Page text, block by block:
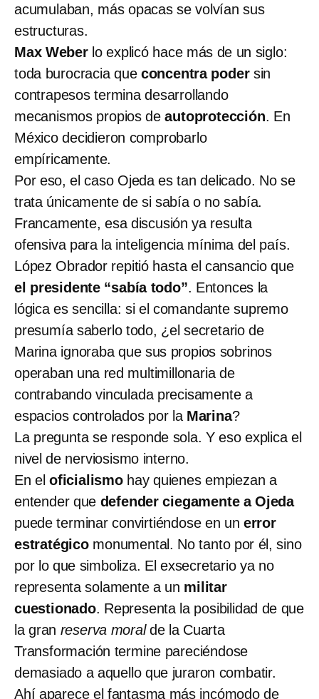
acumulaban, más opacas se volvían sus
estructuras.
Max Weberlo explicó hace más de un siglo:
toda burocracia queconcentra podersin
contrapesos termina desarrollando
mecanismos propios deautoprotección. En
México decidieron comprobarlo
empíricamente.
Por eso, el caso Ojeda es tan delicado. No se
trata únicamente de si sabía o no sabía.
Francamente, esa discusión ya resulta
ofensiva para la inteligencia mínima del país.
López Obrador repitió hasta el cansancio que
el presidente “sabía todo”. Entonces la
lógica es sencilla: si el comandante supremo
presumía saberlo todo, ¿el secretario de
Marina ignoraba que sus propios sobrinos
operaban una red multimillonaria de
contrabando vinculada precisamente a
espacios controlados por la Marina?
La pregunta se responde sola. Y eso explica el
nivel de nerviosismo interno.
En el oficialismohay quienes empiezan a
entender que defender ciegamente a Ojeda
puede terminar convirtiéndose en un error
estratégicomonumental. No tanto por él, sino
por lo que simboliza. El exsecretario ya no
representa solamente a un militar
cuestionado. Representa la posibilidad de que
la gran reserva moralde la Cuarta
Transformación termine pareciéndose
demasiado a aquello que juraron combatir.
Ahí aparece el fantasma más incómodo de